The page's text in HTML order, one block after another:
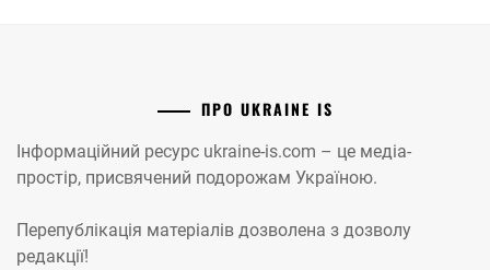
ПРО UKRAINE IS
Інформаційний ресурс ukraine-is.com – це медіа-
простір, присвячений подорожам Україною.
Перепублікація матеріалів дозволена з дозволу
редакції!